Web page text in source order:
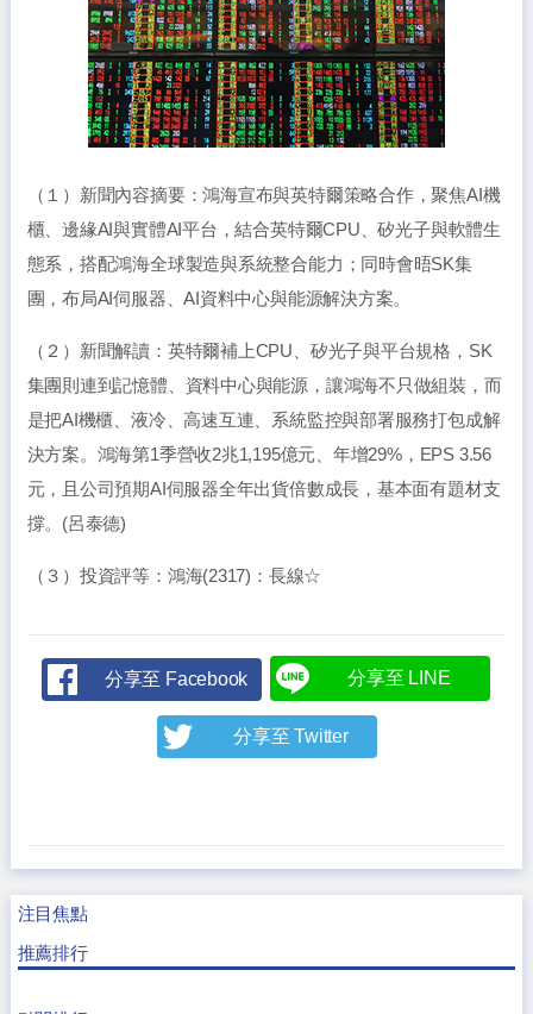
（１）新聞內容摘要：鴻海宣布與英特爾策略合作，聚焦AI機
櫃、邊緣AI與實體AI平台，結合英特爾CPU、矽光子與軟體生
態系，搭配鴻海全球製造與系統整合能力；同時會晤SK集
團，布局AI伺服器、AI資料中心與能源解決方案。
（２）新聞解讀：英特爾補上CPU、矽光子與平台規格，SK
集團則連到記憶體、資料中心與能源，讓鴻海不只做組裝，而
是把AI機櫃、液冷、高速互連、系統監控與部署服務打包成解
決方案。鴻海第1季營收2兆1,195億元、年增29%，EPS 3.56
元，且公司預期AI伺服器全年出貨倍數成長，基本面有題材支
撐。(呂泰德)
（３）投資評等：鴻海(2317)：長線☆
分享至 Facebook 分享至 LINE
分享至 Twitter
注目焦點
推薦排行